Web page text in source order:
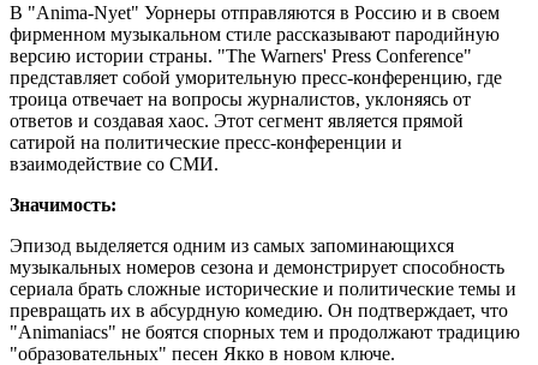
В "Anima-Nyet" Уорнеры отправляются в Россию и в своем
фирменном музыкальном стиле рассказывают пародийную
версию истории страны. "The Warners' Press Conference"
представляет собой уморительную пресс-конференцию, где
троица отвечает на вопросы журналистов, уклоняясь от
ответов и создавая хаос. Этот сегмент является прямой
сатирой на политические пресс-конференции и
взаимодействие со СМИ.
Значимость:
Эпизод выделяется одним из самых запоминающихся
музыкальных номеров сезона и демонстрирует способность
сериала брать сложные исторические и политические темы и
превращать их в абсурдную комедию. Он подтверждает, что
"Animaniacs" не боятся спорных тем и продолжают традицию
"образовательных" песен Якко в новом ключе.